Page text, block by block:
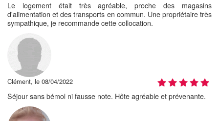
Le logement était très agréable, proche des magasins
d'alimentation et des transports en commun. Une propriétaire très
sympathique, je recommande cette collocation.
Clément, le 08/04/2022
Séjour sans bémol ni fausse note. Hôte agréable et prévenante.